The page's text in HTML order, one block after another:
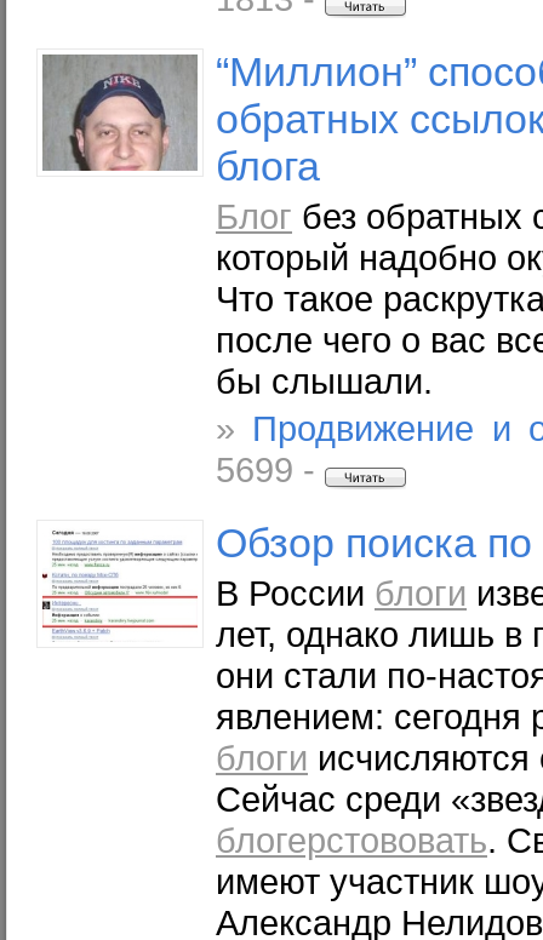
“Миллион”
обратных
блога
Блог без обратных
который надобно
Что такое
после чего о вас
бы слышали.
» Продвижение и
5699 -
Обзор поиска по
В России блоги
лет, однако лишь в
они стали по-
явлением: сегодня
блоги
Сейчас среди
блогерстововать.
имеют участник
Александр